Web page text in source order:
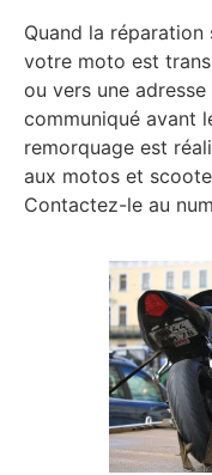
Quand la réparation
votre moto est
ou vers une
communiqué avant
remorquage est
aux motos et
Contactez-le au